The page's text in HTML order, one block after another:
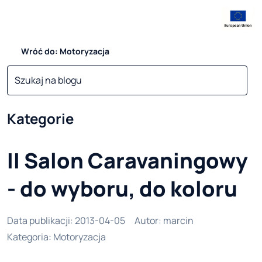
Wróć do: Motoryzacja
Kategorie
II Salon Caravaningowy
- do wyboru, do koloru
Data publikacji: 2013-04-05 Autor: marcin
Kategoria: Motoryzacja